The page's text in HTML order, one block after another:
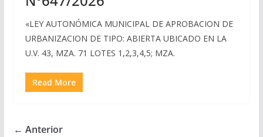
«LEY AUTONÓMICA MUNICIPAL DE APROBACION DE
URBANIZACION DE TIPO: ABIERTA UBICADO EN LA
U.V. 43, MZA. 71 LOTES 1,2,3,4,5; MZA.
Read More
← Anterior